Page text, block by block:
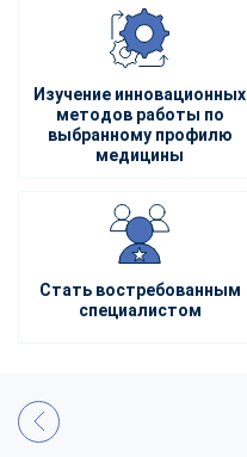
Изучение инновационных
методов работы по
выбранному профилю
медицины
Стать востребованным
специалистом